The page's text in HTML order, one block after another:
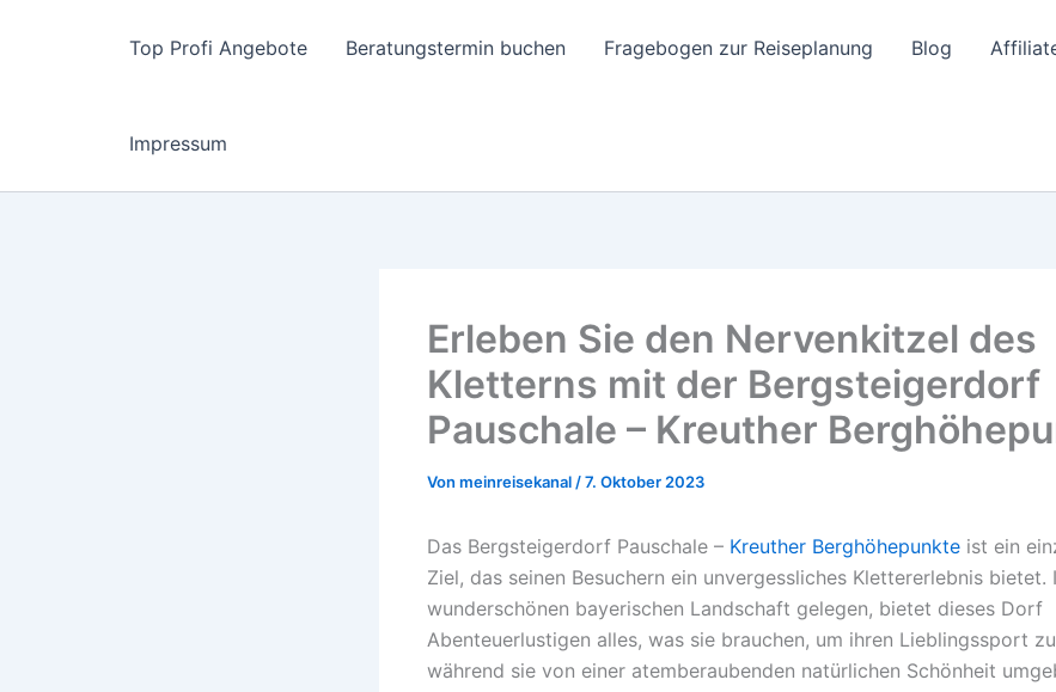
Top Profi Angebote Beratungstermin buchen Fragebogen zur Reiseplanung Blog
Impressum
Erleben Sie den Nervenkitzel des
Kletterns mit der Bergsteigerdorf
Pauschale – Kreuther
Von meinreisekanal /7. Oktober 2023
Das Bergsteigerdorf Pauschale – Kreuther Berghöhepunkte ist ein
Ziel, das seinen Besuchern ein unvergessliches Klettererlebnis bietet.
wunderschönen bayerischen Landschaft gelegen, bietet dieses Dorf
Abenteuerlustigen alles, was sie brauchen, um ihren Lieblingssport
während sie von einer atemberaubenden natürlichen Schönheit